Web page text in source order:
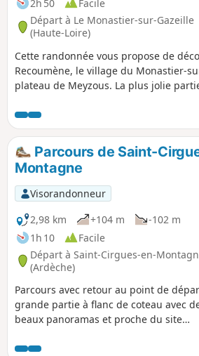
2h 50
Facile
Départ à Le Monastier-sur-Gazeille
(Haute-Loire)
Cette randonnée vous propose de
Recoumène, le village du Monastier-
plateau de Meyzous. La plus jolie
pierres sèches. Tout au long du
admirer différents points de vue sur
Recoumène et les massifs de la Devès,
Mézenc.Parcours de Saint-
Montagne
Visorandonneur
2,98 km
+104 m
-102 m
1h 10
Facile
Départ à Saint-Cirgues-en-
(Ardèche)
Parcours avec retour au point de
grande partie à flanc de coteau avec
beaux panoramas et proche du site